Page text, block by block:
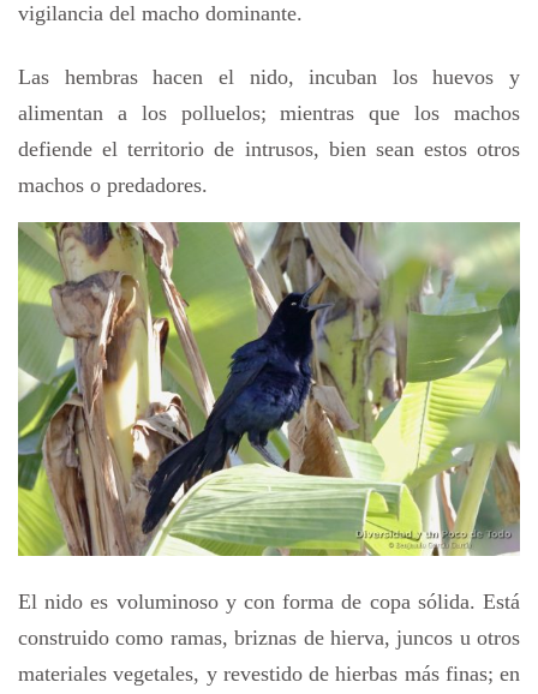
vigilancia del macho dominante.
Las hembras hacen el nido, incuban los huevos y
alimentan a los polluelos; mientras que los machos
defiende el territorio de intrusos, bien sean estos otros
machos o predadores.
El nido es voluminoso y con forma de copa sólida. Está
construido como ramas, briznas de hierva, juncos u otros
materiales vegetales, y revestido de hierbas más finas; en